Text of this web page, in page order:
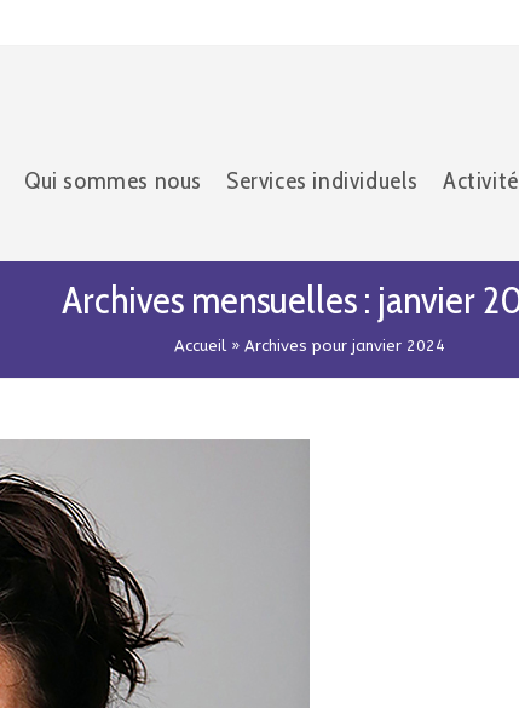
Qui sommes nous Services individuels
Archives mensuelles : janvier
Accueil» Archives pour janvier 2024